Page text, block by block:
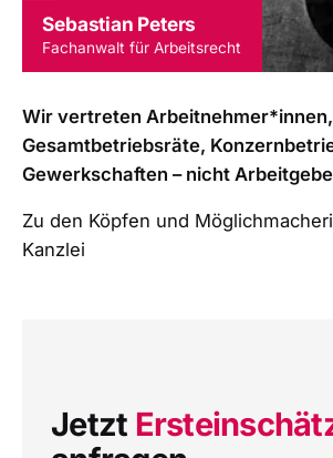
Sebastian Peters
Fachanwalt für Arbeitsrecht
Wir vertreten
Gesamtbetriebsräte,
Gewerkschaften – nicht
Zu den Köpfen und
Kanzlei
Jetzt